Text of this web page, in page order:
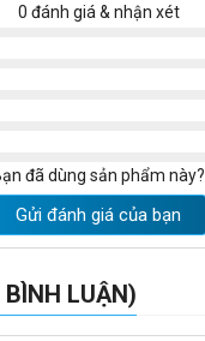
:
0 đánh giá & nhận xét
đã dùng sản phẩm này?
Gửi đánh giá của bạn
LUẬN)